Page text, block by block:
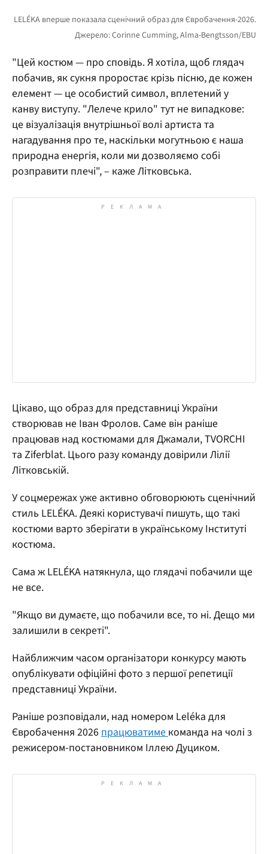
"Цей костюм — про сповідь. Я хотіла, щоб глядач
побачив, як сукня проростає крізь пісню, де кожен
елемент — це особистий символ, вплетений у
канву виступу. "Лелече крило" тут не випадкове:
це візуалізація внутрішньої волі артиста та
нагадування про те, наскільки могутньою є наша
природна енергія, коли ми дозволяємо собі
розправити плечі", – каже Літковська.
Цікаво, що образ для представниці України
створював не Іван Фролов. Саме він раніше
працював над костюмами для Джамали, TVORCHI
та Ziferblat. Цього разу команду довірили Лілії
Літковській.
У соцмережах уже активно обговорюють сценічний
стиль LELÉKA. Деякі користувачі пишуть, що такі
костюми варто зберігати в українському Інституті
костюма.
Сама ж LELÉKA натякнула, що глядачі побачили ще
не все.
"Якщо ви думаєте, що побачили все, то ні. Дещо ми
залишили в секреті".
Найближчим часом організатори конкурсу мають
опублікувати офіційні фото з першої репетиції
представниці України.
Раніше розповідали, над номером Leléka для
Євробачення 2026працюватимекоманда на чолі з
режисером-постановником Іллею Дуциком.